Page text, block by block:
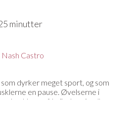
minutter
Nash Castro
dyrker meget sport, og som
en pause. Øvelserne i
at lave på hviledage imellem
da de virkelig tillader
restituere.